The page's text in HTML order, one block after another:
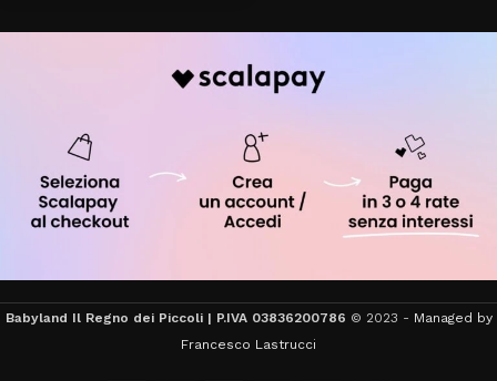
Babyland Il Regno dei Piccoli | P.IVA 03836200786 © 2023 - Managed by
Francesco Lastrucci